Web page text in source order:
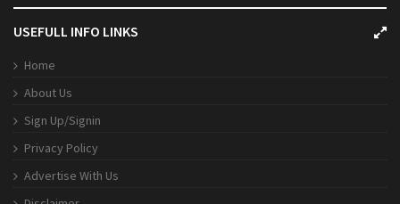
USEFULL INFO LINKS
Home
About Us
Sign Up/Signin
Privacy Policy
Advertise With Us